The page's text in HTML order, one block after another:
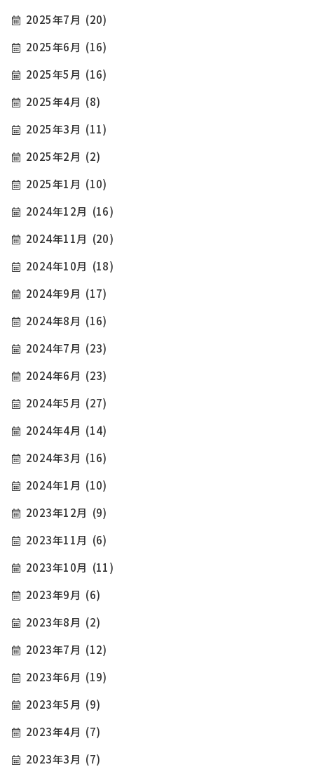
2025年7月 (20)
2025年6月 (16)
2025年5月 (16)
2025年4月 (8)
2025年3月 (11)
2025年2月 (2)
2025年1月 (10)
2024年12月 (16)
2024年11月 (20)
2024年10月 (18)
2024年9月 (17)
2024年8月 (16)
2024年7月 (23)
2024年6月 (23)
2024年5月 (27)
2024年4月 (14)
2024年3月 (16)
2024年1月 (10)
2023年12月 (9)
2023年11月 (6)
2023年10月 (11)
2023年9月 (6)
2023年8月 (2)
2023年7月 (12)
2023年6月 (19)
2023年5月 (9)
2023年4月 (7)
2023年3月 (7)